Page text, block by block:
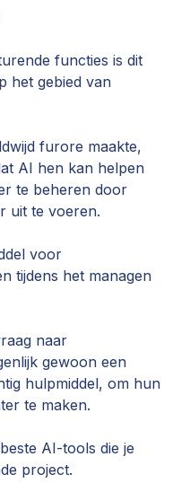
functies is dit
het gebied van
furore maakte,
AI hen kan helpen
te beheren door
uit te voeren.
voor
tijdens het managen
naar
gewoon een
hulpmiddel, om hun
te maken.
AI-tools die je
project.